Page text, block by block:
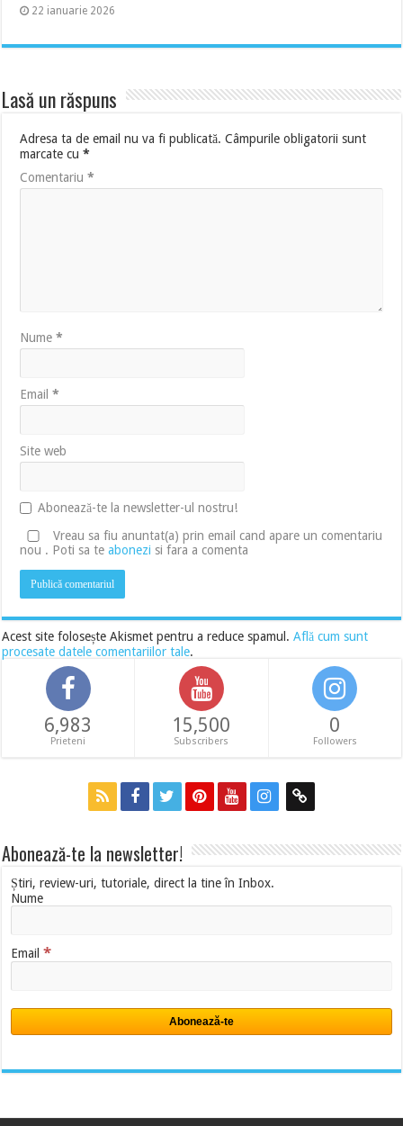
22 ianuarie 2026
Lasă un răspuns
Adresa ta de email nu va fi publicată. Câmpurile obligatorii sunt
marcate cu*
Comentariu*
Nume*
Email*
Site web
Abonează-te la newsletter-ul nostru!
Vreau sa fiu anuntat(a) prin email cand apare un comentariu
nou . Poti sa teabonezi si fara a comenta
Acest site folosește Akismet pentru a reduce spamul.Află cum sunt
procesate datele comentariilor tale.
6,983
Prieteni
15,500
Subscribers
0
Followers
Abonează-te la newsletter!
Știri, review-uri, tutoriale, direct la tine în Inbox.
Nume
Email*